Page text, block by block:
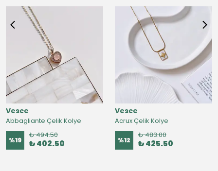
Vesce
Abbagliante Çelik Kolye
%19
₺ 494.50
₺ 402.50
Vesce
Acrux Çelik Kolye
%12
₺ 483.00
₺ 425.50